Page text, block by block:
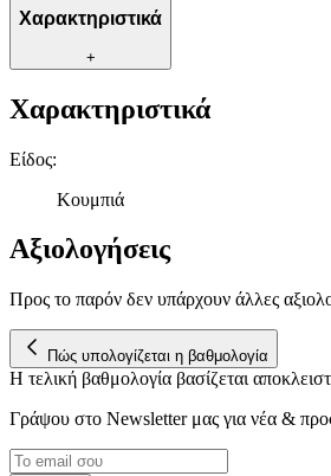
Χαρακτηριστικά
+
Χαρακτηριστικά
Είδος:
Κουμπιά
Αξιολογήσεις
Προς το παρόν δεν υπάρχουν άλλες
Πώς υπολογίζεται η βαθμολογία
Η τελική βαθμολογία βασίζεται
Γράψου στο Νewsletter μας για νέα &